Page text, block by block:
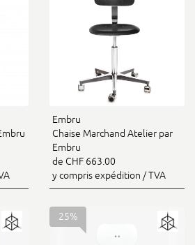
Embru
Chaise Marchand Atelier par
Embru
de CHF 663.00
y compris expédition / TVA
25%